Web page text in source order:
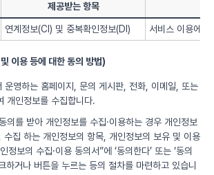
제공받는 항목
연계정보(CI) 및 중복확인정보(DI) 서비스 이용에
이용 등에 대한 동의 방법)
운영하는 홈페이지, 문의 게시판, 전화, 이메일, 또는
개인정보를 수집합니다.
의를 받아 개인정보를 수집·이용하는 경우 개인정보
수집 하는 개인정보의 항목, 개인정보의 보유 및 이용
정보의 수집·이용 동의서”에 ‘동의한다’ 또는 ‘동의
하거나 버튼을 누르는 등의 절차를 마련하고 있습니